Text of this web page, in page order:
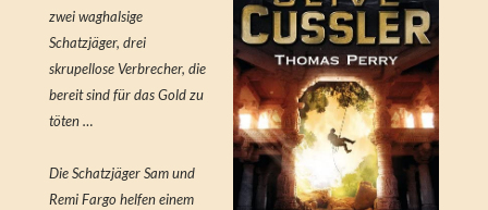
zwei waghalsige
Schatzjäger, drei
skrupellose Verbrecher, die
bereit sind für das Gold zu
töten …
Die Schatzjäger Sam und
Remi Fargo helfen einem